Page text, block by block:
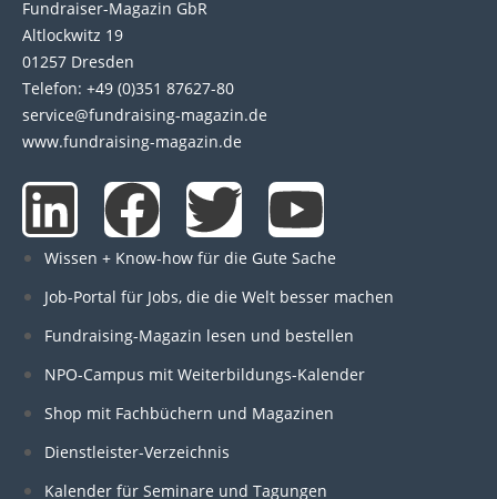
Fundraiser-Magazin GbR
Altlockwitz 19
01257 Dresden
Telefon: +49 (0)351 87627-80
service@fundraising-magazin.de
www.fundraising-magazin.de
L
i
n
k
e
F
a
c
e
b
T
w
i
t
t
Y
o
u
t
u
Wissen + Know-how für die Gute Sache
Job-Portal für Jobs, die die Welt besser machen
Fundraising-Magazin lesen und bestellen
NPO-Campus mit Weiterbildungs-Kalender
Shop mit Fachbüchern und Magazinen
Dienstleister-Verzeichnis
Kalender für Seminare und Tagungen